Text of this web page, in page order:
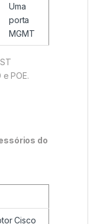
Uma
porta
MGMT
e POE.
do
Cisco